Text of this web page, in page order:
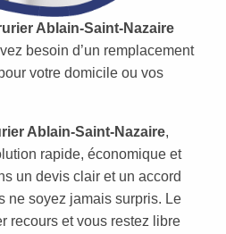
Ablain-Saint-Nazaire
besoin d’un remplacement
votre domicile ou vos
Ablain-Saint-Nazaire,
rapide, économique et
un devis clair et un accord
ne soyez jamais surpris. Le
recours et vous restez libre